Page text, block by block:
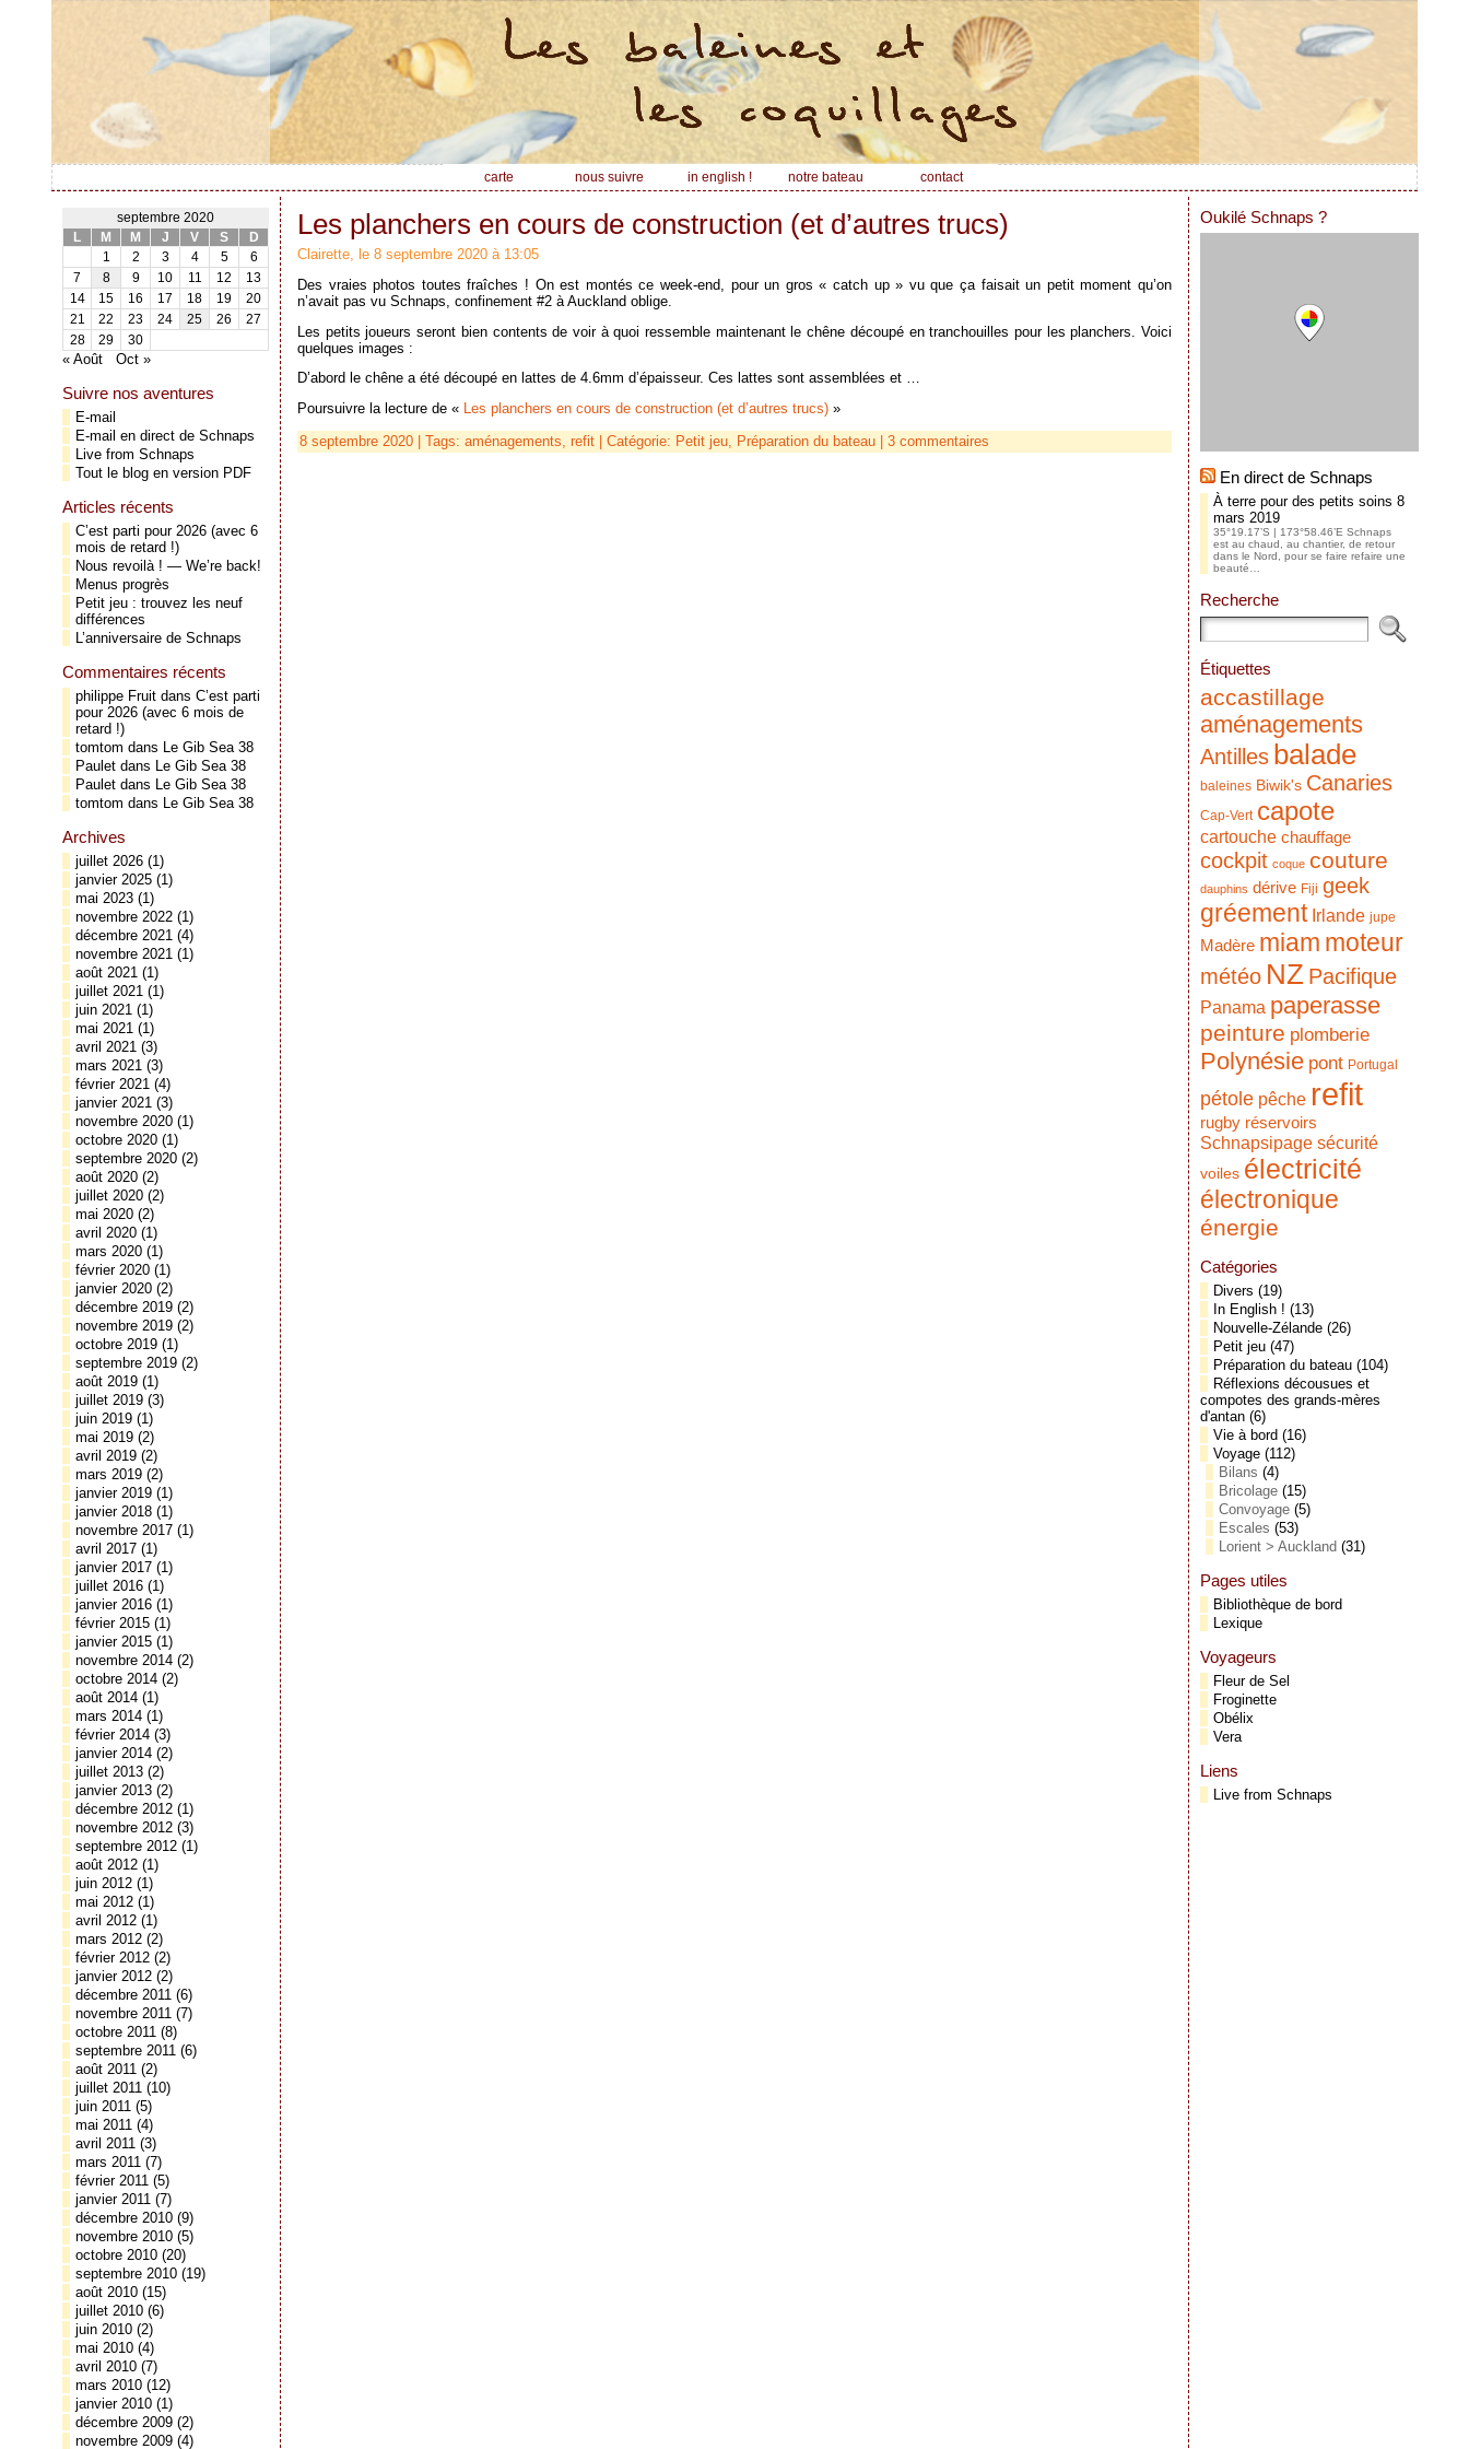
carte nous suivre in english ! notre bateau contact
septembre 2020
L
M M J V S
D
1
2 3 4 5
6
7
8 9 10 11 12
13
14
15 16 17 18 19
20
21
22 23 24 25 26
27
28
29 30
« Août Oct »
Suivre nos aventures
E-mail
E-mail en direct de Schnaps
Live from Schnaps
Tout le blog en version PDF
Articles récents
C’est parti pour 2026 (avec 6
mois de retard !)
Nous revoilà ! — We’re back!
Menus progrès
Petit jeu : trouvez les neuf
différences
L’anniversaire de Schnaps
Commentaires récents
philippe Fruit dans C’est parti
pour 2026 (avec 6 mois de
retard !)
tomtom dans Le Gib Sea 38
Paulet dans Le Gib Sea 38
Paulet dans Le Gib Sea 38
tomtom dans Le Gib Sea 38
Archives
juillet 2026 (1)
janvier 2025 (1)
mai 2023 (1)
novembre 2022 (1)
décembre 2021 (4)
novembre 2021 (1)
août 2021 (1)
juillet 2021 (1)
juin 2021 (1)
mai 2021 (1)
avril 2021 (3)
mars 2021 (3)
février 2021 (4)
janvier 2021 (3)
novembre 2020 (1)
octobre 2020 (1)
septembre 2020 (2)
août 2020 (2)
juillet 2020 (2)
mai 2020 (2)
avril 2020 (1)
mars 2020 (1)
février 2020 (1)
janvier 2020 (2)
décembre 2019 (2)
novembre 2019 (2)
octobre 2019 (1)
septembre 2019 (2)
août 2019 (1)
juillet 2019 (3)
juin 2019 (1)
mai 2019 (2)
avril 2019 (2)
mars 2019 (2)
janvier 2019 (1)
janvier 2018 (1)
novembre 2017 (1)
avril 2017 (1)
janvier 2017 (1)
juillet 2016 (1)
janvier 2016 (1)
février 2015 (1)
janvier 2015 (1)
novembre 2014 (2)
octobre 2014 (2)
août 2014 (1)
mars 2014 (1)
février 2014 (3)
janvier 2014 (2)
juillet 2013 (2)
janvier 2013 (2)
décembre 2012 (1)
novembre 2012 (3)
septembre 2012 (1)
août 2012 (1)
juin 2012 (1)
mai 2012 (1)
avril 2012 (1)
mars 2012 (2)
février 2012 (2)
janvier 2012 (2)
décembre 2011 (6)
novembre 2011 (7)
octobre 2011 (8)
septembre 2011 (6)
août 2011 (2)
juillet 2011 (10)
juin 2011 (5)
mai 2011 (4)
avril 2011 (3)
mars 2011 (7)
février 2011 (5)
janvier 2011 (7)
décembre 2010 (9)
novembre 2010 (5)
octobre 2010 (20)
septembre 2010 (19)
août 2010 (15)
juillet 2010 (6)
juin 2010 (2)
mai 2010 (4)
avril 2010 (7)
mars 2010 (12)
janvier 2010 (1)
décembre 2009 (2)
novembre 2009 (4)
Les planchers en cours de construction (et d’autres trucs)
Clairette, le 8 septembre 2020 à 13:05
Des vraies photos toutes fraîches ! On est montés ce week-end, pour un gros « catch up » vu que ça faisait un petit moment qu’on
n’avait pas vu Schnaps, confinement #2 à Auckland oblige.
Les petits joueurs seront bien contents de voir à quoi ressemble maintenant le chêne découpé en tranchouilles pour les planchers. Voici
quelques images :
D’abord le chêne a été découpé en lattes de 4.6mm d’épaisseur. Ces lattes sont assemblées et …
Poursuivre la lecture de « Les planchers en cours de construction (et d’autres trucs) »
8 septembre 2020 | Tags: aménagements refit | Catégorie: Petit jeu, Préparation du bateau 3 commentaires
Oukilé Schnaps ?
En direct de Schnaps
À terre pour des petits soins 8
mars 2019
35°19.17’S | 173°58.46’E Schnaps
est au chaud, au chantier, de retour
dans le Nord, pour se faire refaire une
beauté…
Recherche
Étiquettes
accastillage
aménagements
Antilles balade
baleines Biwik's Canaries
Cap-Vert capote
cartouche chauffage
cockpit coque couture
dauphins dérive Fiji geek
gréement Irlande jupe
Madère miam moteur
météo NZ Pacifique
Panama paperasse
peinture plomberie
Polynésie pont Portugal
pétole pêche refit
rugby réservoirs
Schnapsipage sécurité
voiles électricité
électronique
énergie
Catégories
Divers (19)
In English ! (13)
Nouvelle-Zélande (26)
Petit jeu (47)
Préparation du bateau (104)
Réflexions décousues et
compotes des grands-mères
d'antan (6)
Vie à bord (16)
Voyage (112)
Bilans (4)
Bricolage (15)
Convoyage (5)
Escales (53)
Lorient > Auckland (31)
Pages utiles
Bibliothèque de bord
Lexique
Voyageurs
Fleur de Sel
Froginette
Obélix
Vera
Liens
Live from Schnaps